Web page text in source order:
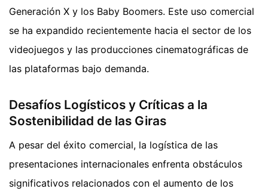
Generación X y los Baby Boomers. Este uso comercial
se ha expandido recientemente hacia el sector de los
videojuegos y las producciones cinematográficas de
las plataformas bajo demanda.
Desafíos Logísticos y Críticas a la
Sostenibilidad de las Giras
A pesar del éxito comercial, la logística de las
presentaciones internacionales enfrenta obstáculos
significativos relacionados con el aumento de los